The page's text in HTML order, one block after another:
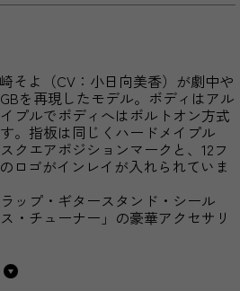
そよ（CV：小日向美香）が劇中や
を再現したモデル。ボディはアル
プルでボディへはボルトオン方式
。指板は同じくハードメイプル
クエアポジションマークと、12フ
ロゴがインレイが入れられていま
ップ・ギタースタンド・シール
・チューナー」の豪華アクセサリ